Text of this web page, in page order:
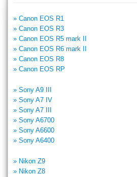
» Canon EOS R1
» Canon EOS R3
» Canon EOS R5 mark II
» Canon EOS R6 mark II
» Canon EOS R8
» Canon EOS RP
» Sony A9 III
» Sony A7 IV
» Sony A7 III
» Sony A6700
» Sony A6600
» Sony A6400
» Nikon Z9
» Nikon Z8